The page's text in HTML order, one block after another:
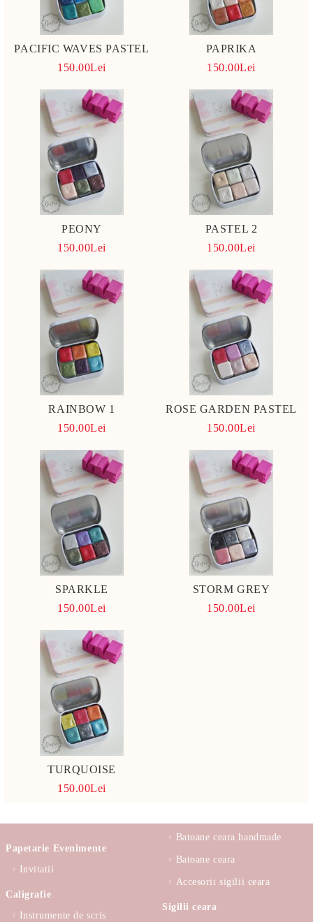
PACIFIC WAVES PASTEL
150.00Lei
PAPRIKA
150.00Lei
PEONY
150.00Lei
PASTEL 2
150.00Lei
RAINBOW 1
150.00Lei
ROSE GARDEN PASTEL
150.00Lei
SPARKLE
150.00Lei
STORM GREY
150.00Lei
TURQUOISE
150.00Lei
Papetarie Evenimente
Invitatii
Caligrafie
Instrumente de scris
Batoane ceara handmade
Batoane ceara
Accesorii sigilii ceara
Sigilii ceara